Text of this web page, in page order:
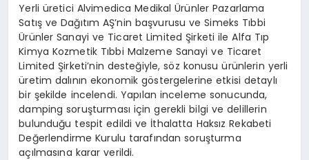
Yerli üretici Alvimedica Medikal Ürünler Pazarlama
Satış ve Dağıtım AŞ’nin başvurusu ve Simeks Tıbbi
Ürünler Sanayi ve Ticaret Limited Şirketi ile Alfa Tıp
Kimya Kozmetik Tıbbi Malzeme Sanayi ve Ticaret
Limited Şirketi’nin desteğiyle, söz konusu ürünlerin yerli
üretim dalının ekonomik göstergelerine etkisi detaylı
bir şekilde incelendi. Yapılan inceleme sonucunda,
damping soruşturması için gerekli bilgi ve delillerin
bulunduğu tespit edildi ve İthalatta Haksız Rekabeti
Değerlendirme Kurulu tarafından soruşturma
açılmasına karar verildi.